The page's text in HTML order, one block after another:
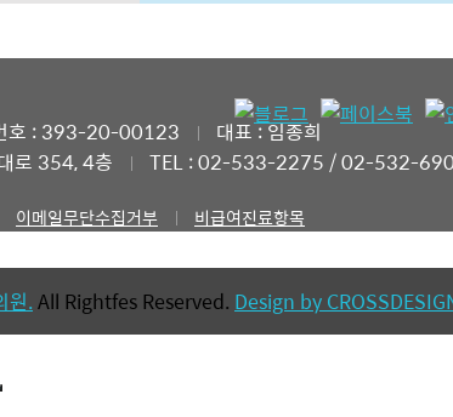
호 : 393-20-00123
대표 : 임종희
로 354, 4층
TEL : 02-533-2275 / 02-532-
이메일무단수집거부 비급여진료항목
원. All Rightfes Reserved. Design by